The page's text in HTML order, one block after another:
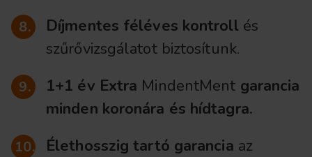
Díjmentes féléves kontrollés
szűrővizsgálatot biztosítunk.
1+1 év Extra MindentMent garancia
minden koronára és hídtagra.
Élethosszig tartó garancia az